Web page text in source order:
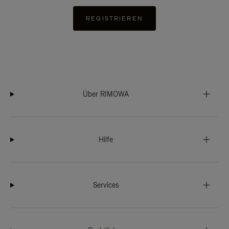
REGISTRIEREN
Über RIMOWA
Hilfe
Services